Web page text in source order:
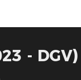
- DGV)